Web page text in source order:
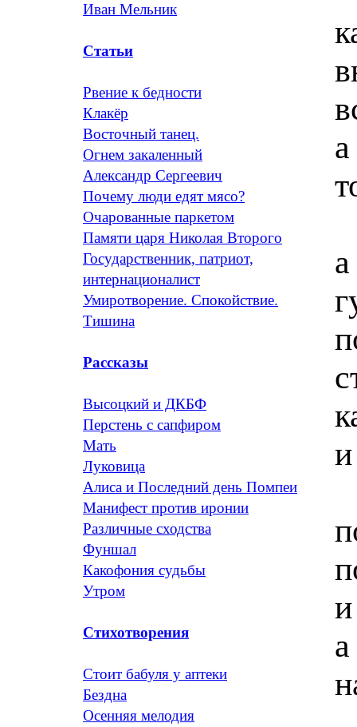
Иван Мельник
Статьи
Рвение к бедности
Клакёр
Восточный танец.
Огнем закаленный
Александр Сергеевич
Почему люди едят мясо?
Очарованные паркетом
Памяти царя Николая Второго
Государственник, патриот,
интернационалист
Умиротворение. Спокойствие.
Тишина
Рассказы
Высоцкий и ДКБФ
Перстень с сапфиром
Мать
Луковица
Алиса и Последний день Помпеи
Манифест против иронии
Различные сходства
Фуншал
Какофония судьбы
Утром
Стихотворения
Стоит бабуля у аптеки
Бездна
Осенняя мелодия